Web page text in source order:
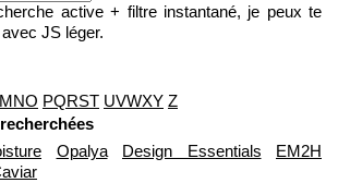
active + filtre instantané, je peux te
JS léger.
MNO PQRST UVWXY Z
Opalya Design Essentials
EM2H